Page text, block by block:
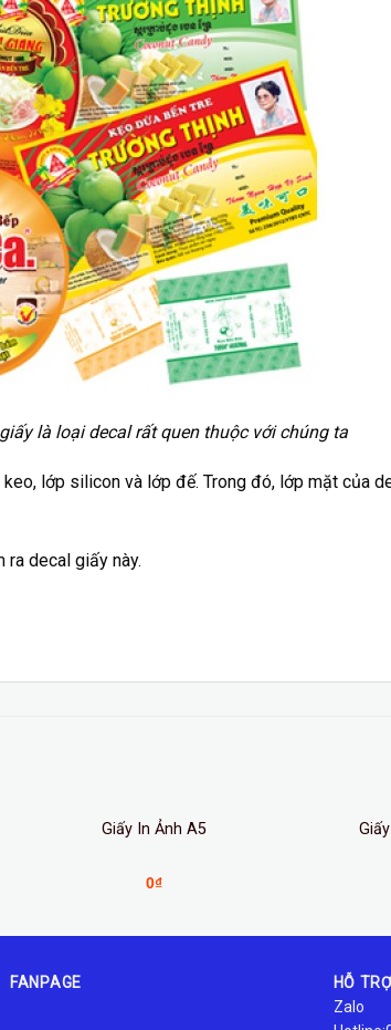
với chúng ta
lớp silicon và lớp đế. Trong đó, lớp mặt của
ra decal giấy này.
Giấy In Ảnh A5
0₫
FANPAGE
HỖ
Zalo